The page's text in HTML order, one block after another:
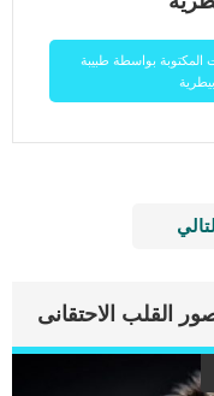
المكتوبة بواسطة طبيبة
بيطرية
التالي
القلب الاحتقانى